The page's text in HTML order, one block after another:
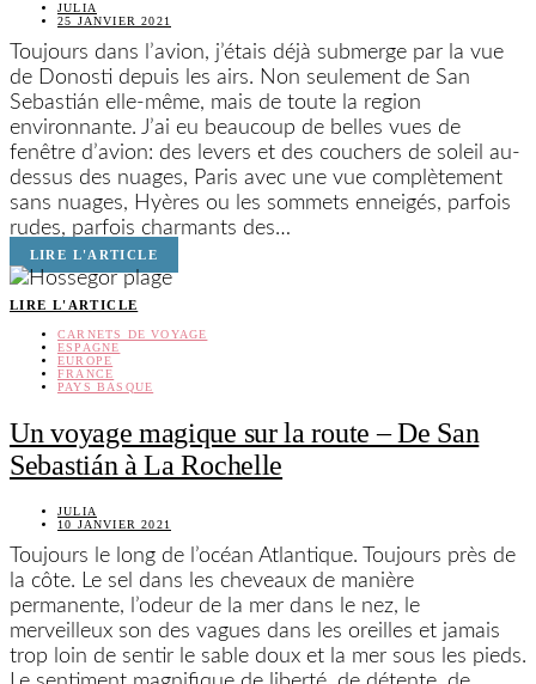
JULIA
25 JANVIER 2021
Toujours dans l’avion, j’étais déjà submerge par la vue
de Donosti depuis les airs. Non seulement de San
Sebastián elle-même, mais de toute la region
environnante. J’ai eu beaucoup de belles vues de
fenêtre d’avion: des levers et des couchers de soleil au-
dessus des nuages, Paris avec une vue complètement
sans nuages, Hyères ou les sommets enneigés, parfois
rudes, parfois charmants des…
LIRE L'ARTICLE
LIRE L'ARTICLE
CARNETS DE VOYAGE
ESPAGNE
EUROPE
FRANCE
PAYS BASQUE
Un voyage magique sur la route – De San
Sebastián à La Rochelle
JULIA
10 JANVIER 2021
Toujours le long de l’océan Atlantique. Toujours près de
la côte. Le sel dans les cheveaux de manière
permanente, l’odeur de la mer dans le nez, le
merveilleux son des vagues dans les oreilles et jamais
trop loin de sentir le sable doux et la mer sous les pieds.